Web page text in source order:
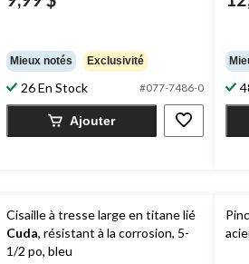
Mieux notés Exclusivité
26 En Stock #077-7486-0
Ajouter
Cisaille à tresse large en titane lié
Cuda, résistant à la corrosion, 5-
1/2 po, bleu